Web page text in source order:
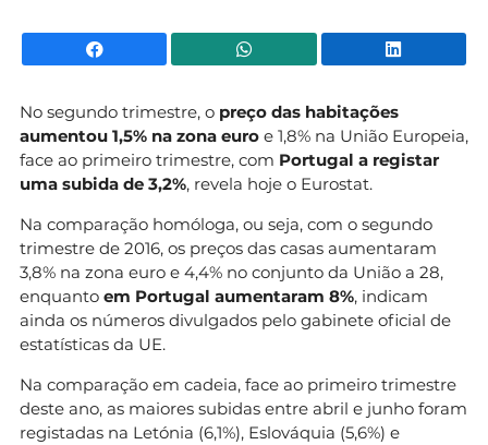
Facebook WhatsApp
No segundo trimestre, o preço das habitações
aumentou 1,5% na zona euro e 1,8% na União Europeia,
face ao primeiro trimestre, com Portugal a registar
uma subida de 3,2%, revela hoje o Eurostat.
Na comparação homóloga, ou seja, com o segundo
trimestre de 2016, os preços das casas aumentaram
3,8% na zona euro e 4,4% no conjunto da União a 28,
enquanto em Portugal aumentaram 8%, indicam
ainda os números divulgados pelo gabinete oficial de
estatísticas da UE.
Na comparação em cadeia, face ao primeiro trimestre
deste ano, as maiores subidas entre abril e junho foram
registadas na Letónia (6,1%), Eslováquia (5,6%) e